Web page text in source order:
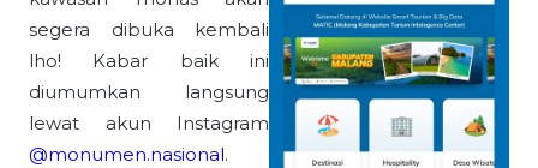
segera dibuka kembali
lho! Kabar baik ini
diumumkan langsung
lewat akun Instagram
@monumen.nasional.